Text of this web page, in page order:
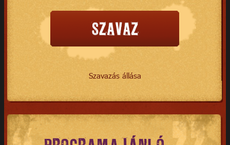
Szavazás állása